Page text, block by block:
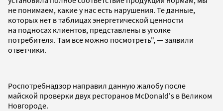
не понимаем, какие у нас есть нарушения. Те данные,
которых нет в таблицах энергетической ценности
на подносах клиентов, представлены в уголке
потребителя. Там все можно посмотреть", — заявили
ответчики.
Роспотребнадзор направил данную жалобу после
майской проверки двух ресторанов McDonald's в Великом
Новгороде.